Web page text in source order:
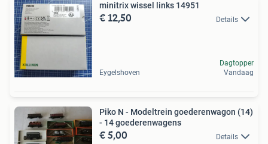
minitrix wissel links 14951
€ 12,50 Details
Eygelshoven
Dagtopper
Vandaag
Piko N - Modeltrein goederenwagon (14)
- 14 goederenwagens
€ 5,00 Details